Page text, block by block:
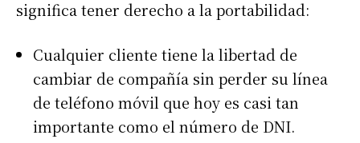
significa tener derecho a la portabilidad:
Cualquier cliente tiene la libertad de
cambiar de compañía sin perder su línea
de teléfono móvil que hoy es casi tan
importante como el número de DNI.